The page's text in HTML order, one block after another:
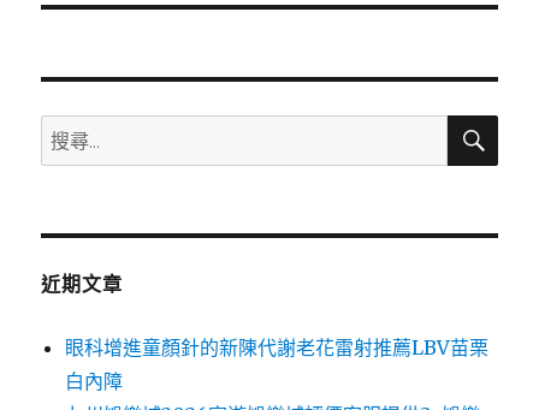
文
搜
尋
鍵
搜
近期文章
眼科增進童顏針的新陳代謝老花雷射推薦LBV苗栗
白內障